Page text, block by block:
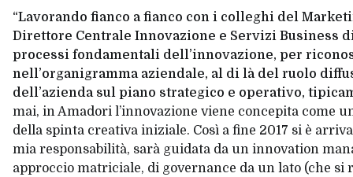
“Lavorando fianco a fianco con i colleghi del
Direttore Centrale Innovazione e Servizi Business
processi fondamentali dell’innovazione, per
nell’organigramma aziendale, al di là del ruolo
dell’azienda sul piano strategico e operativo,
mai, in Amadori l’innovazione viene concepita come
della spinta creativa iniziale. Così a fine 2017 si è
mia responsabilità, sarà guidata da un innovation
approccio matriciale, di governance da un lato (che